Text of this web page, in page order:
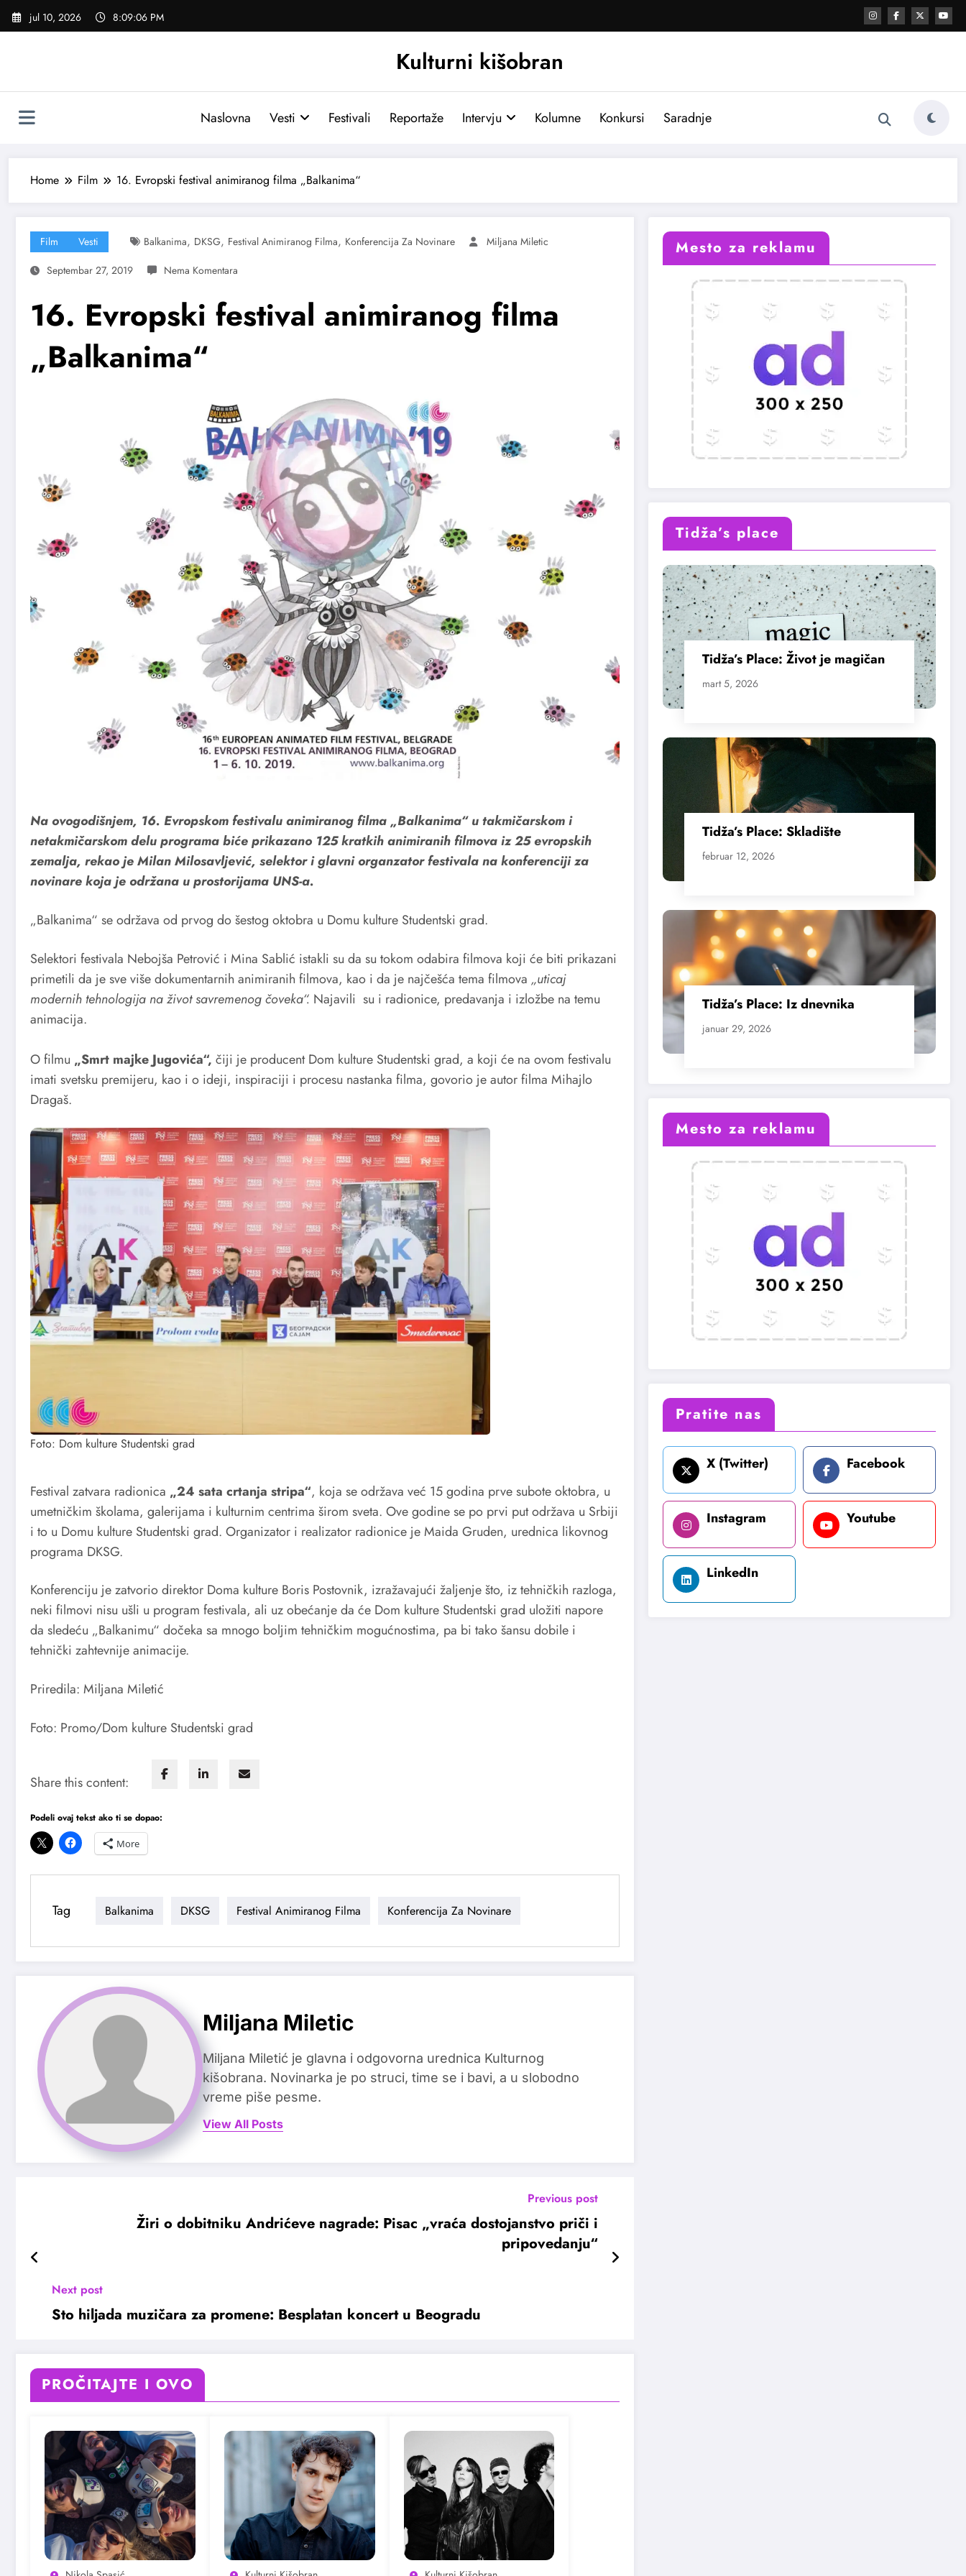
Skoči
jul 10, 2026 8:09:07 PM
Kulturni kišobran
Naslovna Vesti Festivali Reportaže Intervju Kolumne Konkursi Saradnje
Home Film 16. Evropski festival animiranog filma „Balkanima“
Film Vesti Balkanima, DKSG, Festival Animiranog Filma, Konferencija Za Novinare
Miljana Miletic
Septembar 27, 2019
16. Evropski festival animiranog filma
„Balkanima“
Na ovogodišnjem, 16. Evropskom festivalu animiranog filma „Balkanima“ u takmičarskom i
netakmičarskom delu programa biće prikazano 125 kratkih animiranih filmova iz 25 evropskih
zemalja, rekao je Milan Milosavljević, selektor i glavni organzator festivala na konferenciji za
novinare koja je održana u prostorijama UNS-a.
„Balkanima“ se održava od prvog do šestog oktobra u Domu kulture Studentski grad.
Selektori festivala Nebojša Petrović i Mina Sablić istakli su da su tokom odabira filmova koji će biti prikazani
primetili da je sve više dokumentarnih animiranih filmova, kao i da je najčešća tema filmova „uticaj
modernih tehnologija na život savremenog čoveka“. Najavili su i radionice, predavanja i izložbe na temu
animacija.
O filmu „Smrt majke Jugovića“, čiji je producent Dom kulture Studentski grad, a koji će na ovom festivalu
imati svetsku premijeru, kao i o ideji, inspiraciji i procesu nastanka filma, govorio je autor filma Mihajlo
Dragaš.
Foto: Dom kulture Studentski grad
Festival zatvara radionica „24 sata crtanja stripa“, koja se održava već 15 godina prve subote oktobra, u
umetničkim školama, galerijama i kulturnim centrima širom sveta. Ove godine se po prvi put održava u Srbiji
i to u Domu kulture Studentski grad. Organizator i realizator radionice je Maida Gruden, urednica likovnog
programa DKSG.
Konferenciju je zatvorio direktor Doma kulture Boris Postovnik, izražavajući žaljenje što, iz tehničkih razloga,
neki filmovi nisu ušli u program festivala, ali uz obećanje da će Dom kulture Studentski grad uložiti napore
da sledeću „Balkanimu“ dočeka sa mnogo boljim tehničkim mogućnostima, pa bi tako šansu dobile i
tehnički zahtevnije animacije.
Priredila: Miljana Miletić
Foto: Promo/Dom kulture Studentski grad
Share this content:
Podeli ovaj tekst ako ti se dopao:
More
Tag Balkanima DKSG Festival Animiranog Filma Konferencija Za Novinare
Miljana Miletic
Miljana Miletić je glavna i odgovorna urednica Kulturnog
kišobrana. Novinarka je po struci, time se i bavi, a u slobodno
vreme piše pesme.
View All Posts
Previous post
Žiri o dobitniku Andrićeve nagrade: Pisac „vraća dostojanstvo priči i
pripovedanju“
Next post
Sto hiljada muzičara za promene: Besplatan koncert u Beogradu
PROČITAJTE I OVO
Mesto za reklamu
Tidža’s place
Tidža’s Place: Život je magičan
mart 5, 2026
Tidža’s Place: Skladište
februar 12, 2026
Tidža’s Place: Iz dnevnika
januar 29, 2026
Mesto za reklamu
Pratite nas
X (Twitter) Facebook
Instagram Youtube
LinkedIn